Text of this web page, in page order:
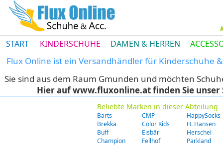
START KINDERSCHUHE DAMEN & HERREN
Flux Online ist ein Versandhändler für Kinderschuhe
Sie sind aus dem Raum Gmunden und möchten
Hier auf www.fluxonline.at finden Sie
Beliebte Marken in dieser Abteilung
Barts
Brekka
Buff
Champion
CMP
Color Kids
Eisbär
Fellhof
HappySocks
H. Hansen
Herschel
Parkland